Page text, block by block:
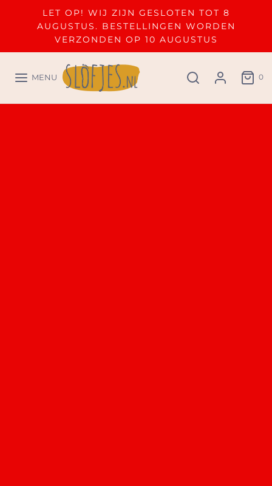
LET OP! WIJ ZIJN GESLOTEN TOT 8
AUGUSTUS. BESTELLINGEN WORDEN
VERZONDEN OP 10 AUGUSTUS
MENU 0